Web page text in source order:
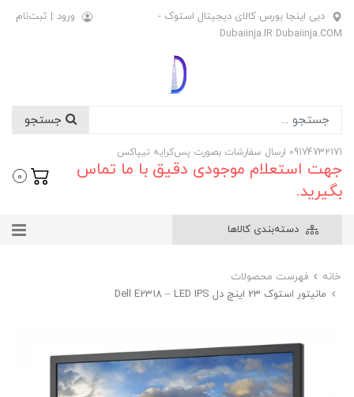
دبی اینجا بورس کالای دیجیتال استوک -
Dubaiinja.IR Dubaiinja.COM
ورود | ثبت‌نام
09174732171 ارسال سفارشات بصورت پس‌کرایه تیپاکس
جهت استعلام موجودی دقیق با ما تماس
بگیرید.
0
دسته‌بندی کالاها
خانه
فهرست محصولات
مانیتور استوک 23 اینچ دل Dell E2318 – LED IPS